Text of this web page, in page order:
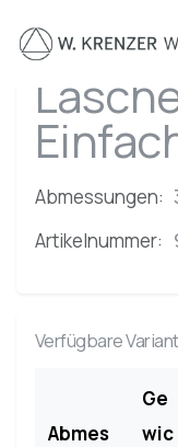
Abmessungen:
Artikelnummer:
Verfügbare
Abmes
Ge
wic